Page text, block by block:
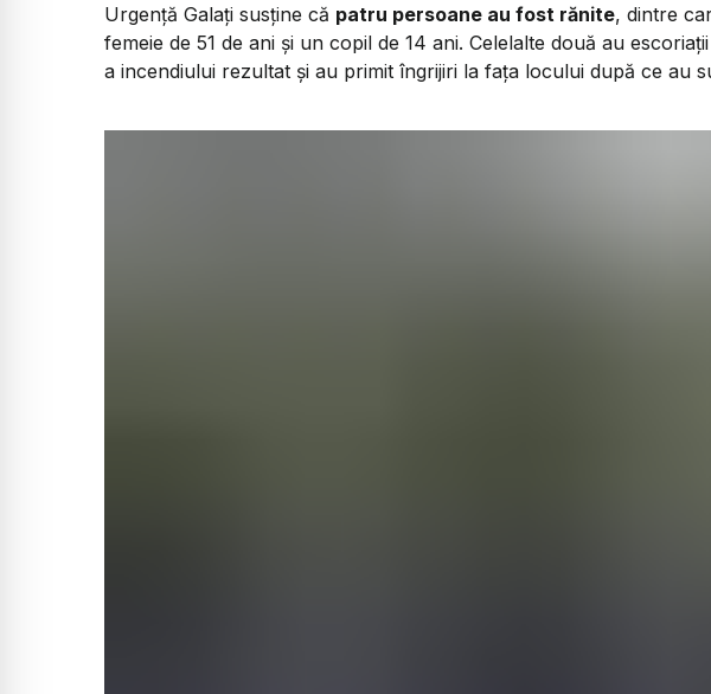
Urgență Galați susține că patru persoane au fost rănite, dintre
femeie de 51 de ani și un copil de 14 ani. Celelalte două au
a incendiului rezultat și au primit îngrijiri la fața locului după ce au